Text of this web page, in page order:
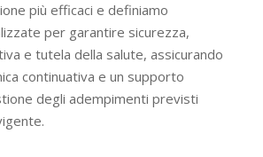
più efficaci e definiamo
per garantire sicurezza,
e tutela della salute, assicurando
continuativa e un supporto
degli adempimenti previsti